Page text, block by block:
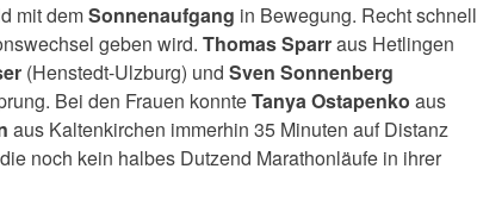
mit demSonnenaufgang in Bewegung. Recht schnell
geben wird. Thomas Sparraus Hetlingen
(Henstedt-Ulzburg) und Sven Sonnenberg
Bei den Frauen konnteTanya Ostapenko aus
aus Kaltenkirchen immerhin 35 Minuten auf Distanz
noch kein halbes Dutzend Marathonläufe in ihrer